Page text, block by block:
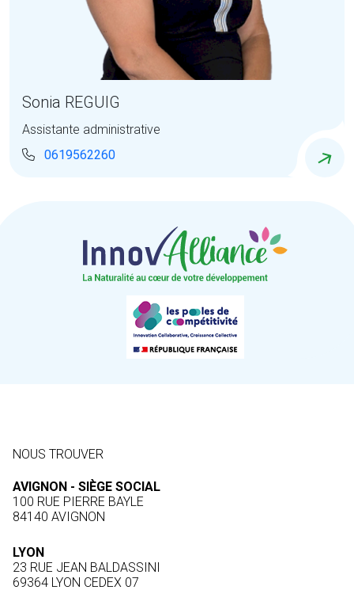
Sonia REGUIG
Assistante administrative
0619562260
NOUS TROUVER
AVIGNON - SIÈGE SOCIAL
100 RUE PIERRE BAYLE
84140 AVIGNON
LYON
23 RUE JEAN BALDASSINI
69364 LYON CEDEX 07